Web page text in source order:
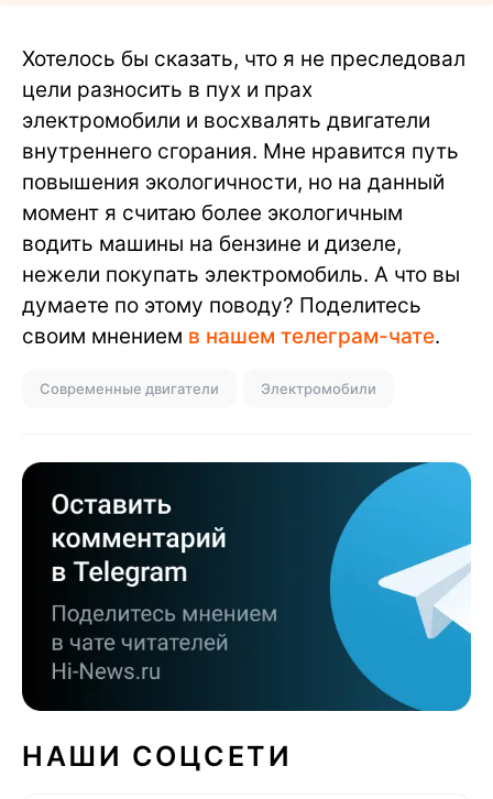
Хотелось бы сказать, что я не преследовал
цели разносить в пух и прах
электромобили и восхвалять двигатели
внутреннего сгорания. Мне нравится путь
повышения экологичности, но на данный
момент я считаю более экологичным
водить машины на бензине и дизеле,
нежели покупать электромобиль. А что вы
думаете по этому поводу? Поделитесь
своим мнением в нашем телеграм-чате.
Современные двигатели Электромобили
НАШИ СОЦСЕТИ